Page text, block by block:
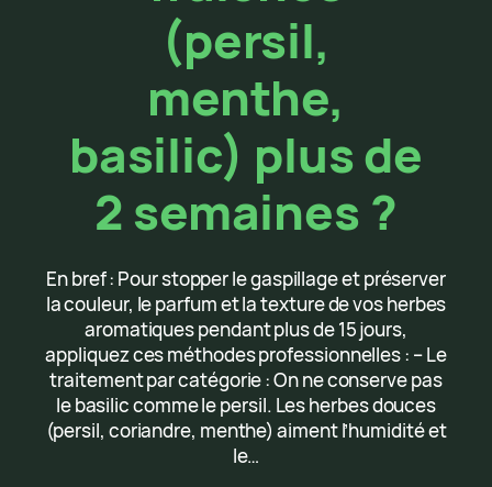
(persil,
menthe,
basilic) plus de
2 semaines ?
En bref : Pour stopper le gaspillage et préserver
la couleur, le parfum et la texture de vos herbes
aromatiques pendant plus de 15 jours,
appliquez ces méthodes professionnelles : – Le
traitement par catégorie : On ne conserve pas
le basilic comme le persil. Les herbes douces
(persil, coriandre, menthe) aiment l’humidité et
le…